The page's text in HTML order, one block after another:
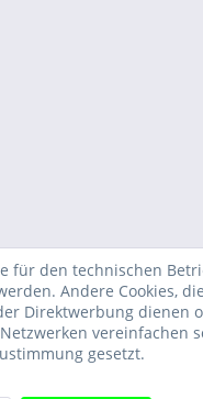
für den technischen
Andere Cookies,
Direktwerbung dienen
vereinfachen
gesetzt.